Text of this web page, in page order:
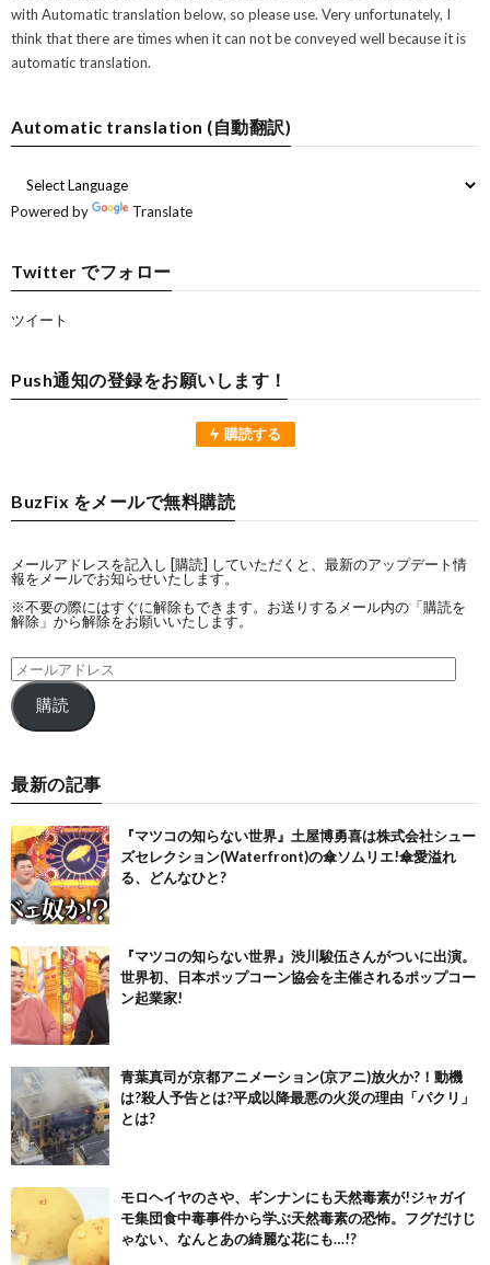
with Automatic translation below, so please use. Very unfortunately, I
think that there are times when it can not be conveyed well because it is
automatic translation.
Automatic translation (自動翻訳)
Powered by Translate
Twitter でフォロー
ツイート
Push通知の登録をお願いします！
購読する
BuzFix をメールで無料購読
メールアドレスを記入し [購読] していただくと、最新のアップデート情
報をメールでお知らせいたします。
※不要の際にはすぐに解除もできます。お送りするメール内の「購読を
解除」から解除をお願いいたします。
購読
最新の記事
『マツコの知らない世界』土屋博勇喜は株式会社シュー
ズセレクション(Waterfront)の傘ソムリエ!傘愛溢れ
る、どんなひと?
『マツコの知らない世界』渋川駿伍さんがついに出演。
世界初、日本ポップコーン協会を主催されるポップコー
ン起業家!
青葉真司が京都アニメーション(京アニ)放火か?！動機
は?殺人予告とは?平成以降最悪の火災の理由「パクリ」
とは?
モロヘイヤのさや、ギンナンにも天然毒素が!ジャガイ
モ集団食中毒事件から学ぶ天然毒素の恐怖。フグだけじ
ゃない、なんとあの綺麗な花にも…!?